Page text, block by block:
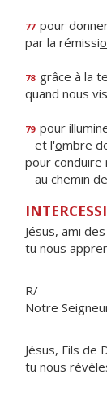
77 pour
par la rémissio
78 grâce à la
quand nous
79 pour
et l'ombre
pour conduire
au chemin
Jésus, ami
tu nous
R/
Notre
Jésus, Fils de
tu nous